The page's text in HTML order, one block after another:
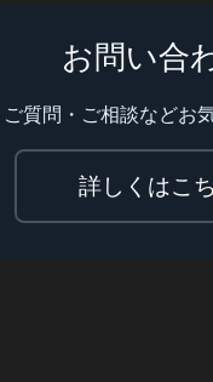
お問い合
ご質問・ご相談などお
詳しくはこ